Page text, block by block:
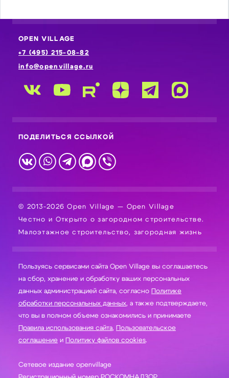
OPEN VILLAGE
+7 (495) 215-08-82
info@openvillage.ru
ПОДЕЛИТЬСЯ ССЫЛКОЙ
© 2013-2026 Open Village — Open Village
Честно и Открыто о загородном строительстве.
Малоэтажное строительство, загородная жизнь
Пользуясь сервисами сайта Open Village вы соглашаетесь
на сбор, хранение и обработку ваших персональных
данных администрацией сайта, согласно Политике
обработки персональных данных, а также подтверждаете,
что вы в полном объеме ознакомились и принимаете
Правила использования сайта, Пользовательское
соглашение и Политику файлов cookies.
Сетевое издание openvillage